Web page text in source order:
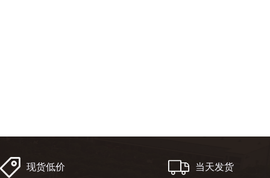
现货低价 当天发货